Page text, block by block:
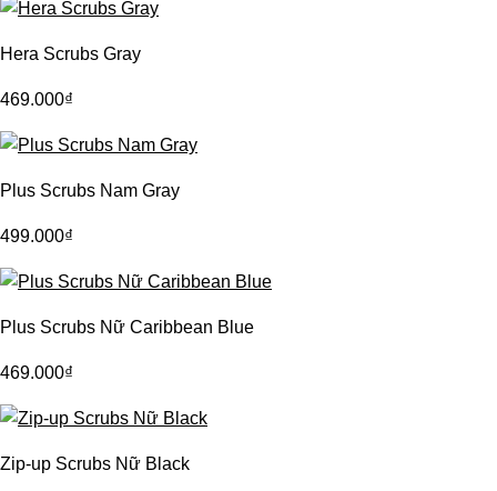
Hera Scrubs Gray
469.000₫
Plus Scrubs Nam Gray
499.000₫
Plus Scrubs Nữ Caribbean Blue
469.000₫
Zip-up Scrubs Nữ Black